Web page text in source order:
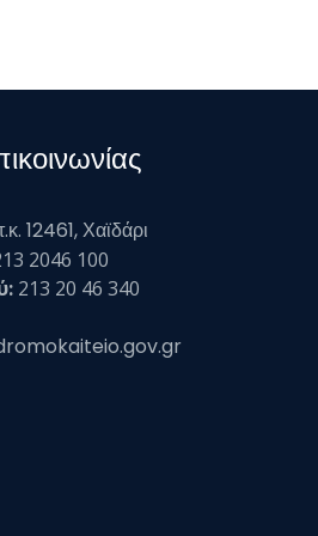
12461, Χαϊδάρι
2046 100
213 20 46 340